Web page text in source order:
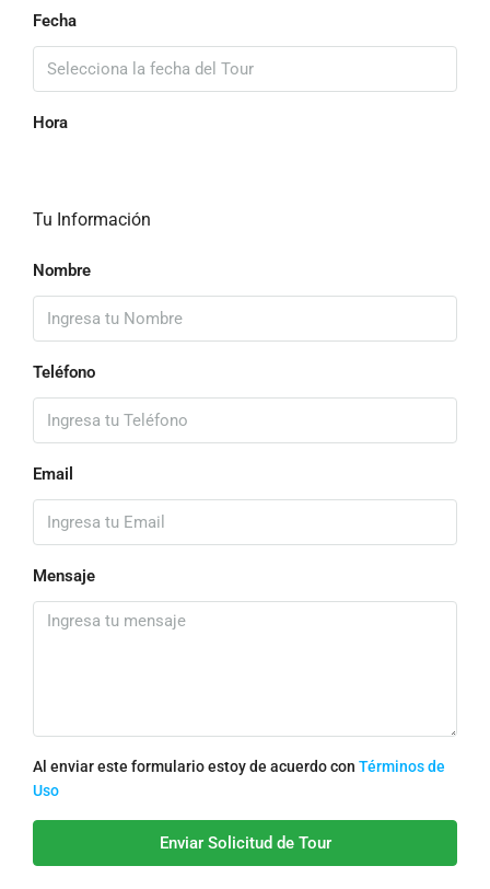
Fecha
Hora
Tu Información
Nombre
Teléfono
Email
Mensaje
Al enviar este formulario estoy de acuerdo con Términos de
Uso
Enviar Solicitud de Tour